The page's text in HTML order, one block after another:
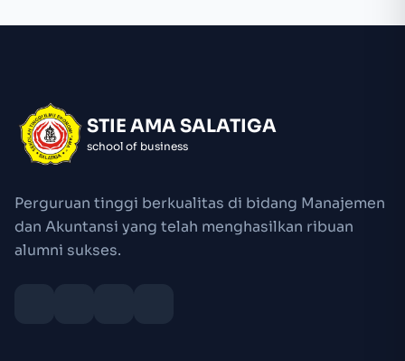
STIE AMA SALATIGA
school of business
Perguruan tinggi berkualitas di bidang Manajemen
dan Akuntansi yang telah menghasilkan ribuan
alumni sukses.